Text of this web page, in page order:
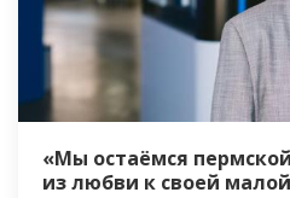
«Мы остаёмся
из любви к своей